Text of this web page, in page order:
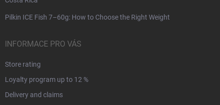
Pilkin ICE Fish 7–60g: How to Choose the Right Weight
INFORMACE PRO VÁS
Store rating
Loyalty program up to 12 %
Delivery and claims